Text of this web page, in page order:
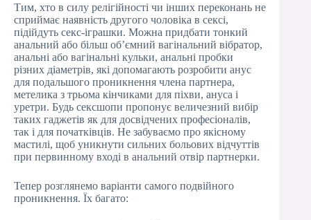
Тим, хто в силу релігійності чи інших переконань не
сприймає наявність другого чоловіка в сексі,
підійдуть секс-іграшки. Можна придбати тонкий
анальний або більш об’ємний вагінальний вібратор,
анальні або вагінальні кульки, анальні пробки
різних діаметрів, які допомагають розробити анус
для подальшого проникнення члена партнера,
метелика з трьома кінчиками для піхви, ануса і
уретри. Будь сексшопи пропонує величезний вибір
таких гаджетів як для досвідчених професіоналів,
так і для початківців. Не забуваємо про якісному
мастилі, щоб уникнути сильних больових відчуттів
при первинному вході в анальний отвір партнерки.
Тепер розглянемо варіанти самого подвійного
проникнення. Їх багато: